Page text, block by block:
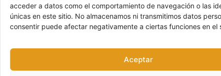
acceder a datos como el comportamiento de navegación o las
únicas en este sitio. No almacenamos ni transmitimos datos
consentir puede afectar negativamente a ciertas funciones en el
Aceptar